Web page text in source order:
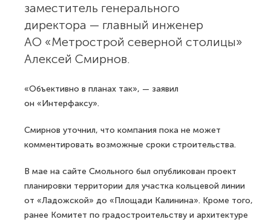
заместитель генерального
директора — главный инженер
АО «Метрострой северной столицы»
Алексей Смирнов.
«Объективно в планах так», — заявил
он «Интерфаксу».
Смирнов уточнил, что компания пока не может
комментировать возможные сроки строительства.
В мае на сайте Смольного был опубликован проект
планировки территории для участка кольцевой линии
от «Ладожской» до «Площади Калинина». Кроме того,
ранее Комитет по градостроительству и архитектуре